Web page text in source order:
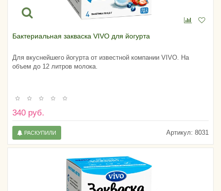
Бактериальная закваска VIVO для йогурта
Для вкуснейшего йогурта от известной компании VIVO. На
объем до 12 литров молока.
340 руб.
Артикул: 8031
РАСКУПИЛИ